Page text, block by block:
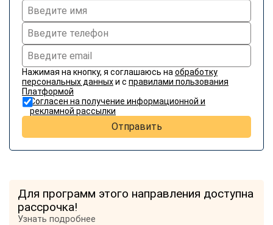
Нажимая на кнопку, я соглашаюсь на обработку
персональных данныхи с правилами пользования
Платформой
Согласен на получение информационной и
рекламной рассылки
Отправить
Для программ этого направления доступна
рассрочка!
Узнать подробнее